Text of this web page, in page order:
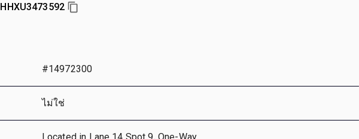
HHXU3473592
#14972300
ไม่ใช่